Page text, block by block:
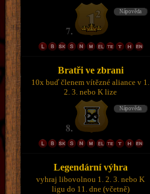
Bratři ve zbrani
10x buď členem vítězné aliance v 1.
2. 3. nebo K lize
Legendární výhra
vyhraj libovolnou 1. 2. 3. nebo K
ligu do 11. dne (včetně)